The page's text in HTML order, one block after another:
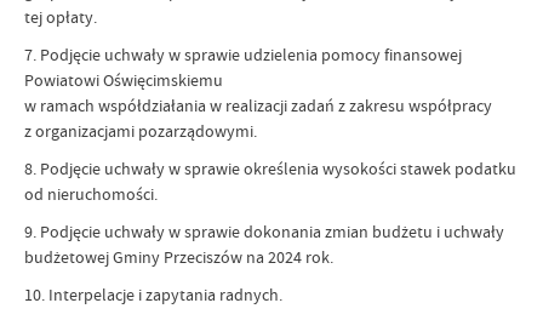
tej opłaty.
7. Podjęcie uchwały w sprawie udzielenia pomocy finansowej
Powiatowi Oświęcimskiemu
w ramach współdziałania w realizacji zadań z zakresu współpracy
z organizacjami pozarządowymi.
8. Podjęcie uchwały w sprawie określenia wysokości stawek podatku
od nieruchomości.
9. Podjęcie uchwały w sprawie dokonania zmian budżetu i uchwały
budżetowej Gminy Przeciszów na 2024 rok.
10. Interpelacje i zapytania radnych.